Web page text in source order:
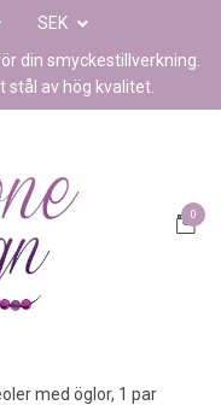
SEK
din smyckestillverkning.
stål av hög kvalitet.
0
med öglor, 1 par